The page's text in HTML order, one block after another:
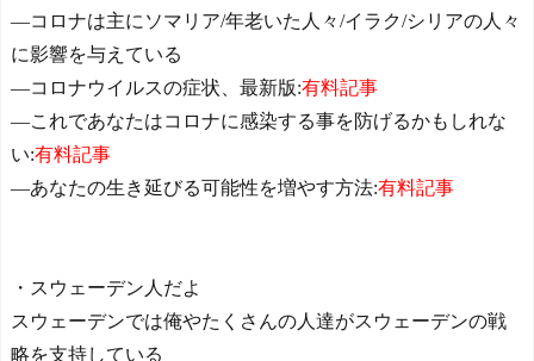
―コロナは主にソマリア/年老いた人々/イラク/シリアの人々
に影響を与えている
―コロナウイルスの症状、最新版:有料記事
―これであなたはコロナに感染する事を防げるかもしれな
い:有料記事
―あなたの生き延びる可能性を増やす方法:有料記事
・スウェーデン人だよ
スウェーデンでは俺やたくさんの人達がスウェーデンの戦
略を支持している